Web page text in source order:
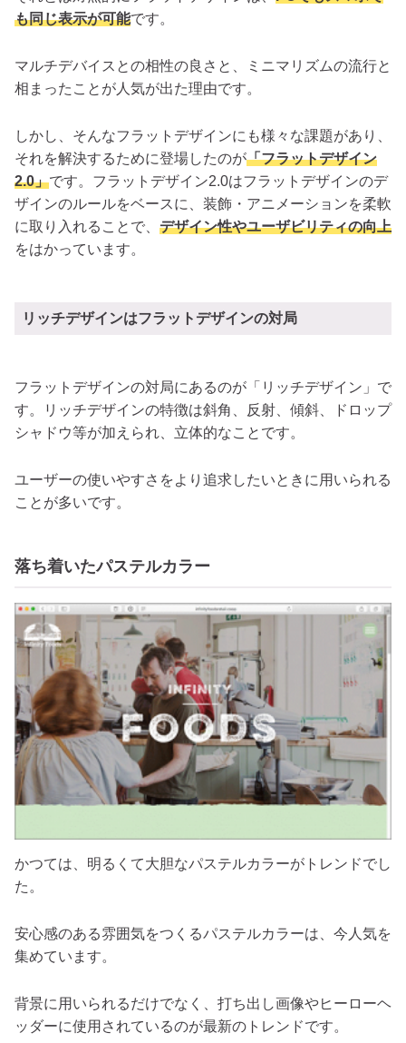
も同じ表示が可能です。
マルチデバイスとの相性の良さと、ミニマリズムの流行と
相まったことが人気が出た理由です。
しかし、そんなフラットデザインにも様々な課題があり、
それを解決するために登場したのが「フラットデザイン
2.0」です。フラットデザイン2.0はフラットデザインのデ
ザインのルールをベースに、装飾・アニメーションを柔軟
に取り入れることで、 デザイン性やユーザビリティの向上
をはかっています。
リッチデザインはフラットデザインの対局
フラットデザインの対局にあるのが「リッチデザイン」で
す。リッチデザインの特徴は斜角、反射、傾斜、ドロップ
シャドウ等が加えられ、立体的なことです。
ユーザーの使いやすさをより追求したいときに用いられる
ことが多いです。
落ち着いたパステルカラー
かつては、明るくて大胆なパステルカラーがトレンドでし
た。
安心感のある雰囲気をつくるパステルカラーは、今人気を
集めています。
背景に用いられるだけでなく、打ち出し画像やヒーローヘ
ッダーに使用されているのが最新のトレンドです。